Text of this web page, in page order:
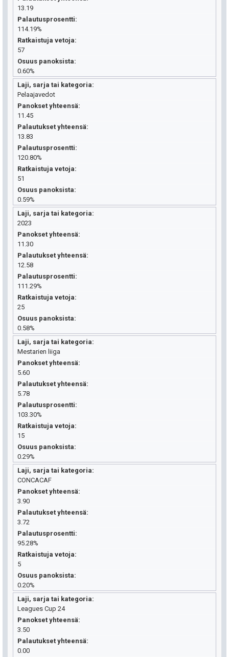
13.19
Palautusprosentti
114.19%
Ratkaistuja vetoja
57
Osuus panoksista
0.60%
Laji, sarja tai kategoria
Pelaajavedot
Panokset yhteensä
11.45
Palautukset yhteensä
13.83
Palautusprosentti
120.80%
Ratkaistuja vetoja
51
Osuus panoksista
0.59%
Laji, sarja tai kategoria
2023
Panokset yhteensä
11.30
Palautukset yhteensä
12.58
Palautusprosentti
111.29%
Ratkaistuja vetoja
25
Osuus panoksista
0.58%
Laji, sarja tai kategoria
Mestarien liiga
Panokset yhteensä
5.60
Palautukset yhteensä
5.78
Palautusprosentti
103.30%
Ratkaistuja vetoja
15
Osuus panoksista
0.29%
Laji, sarja tai kategoria
CONCACAF
Panokset yhteensä
3.90
Palautukset yhteensä
3.72
Palautusprosentti
95.28%
Ratkaistuja vetoja
5
Osuus panoksista
0.20%
Laji, sarja tai kategoria
Leagues Cup 24
Panokset yhteensä
3.50
Palautukset yhteensä
0.00